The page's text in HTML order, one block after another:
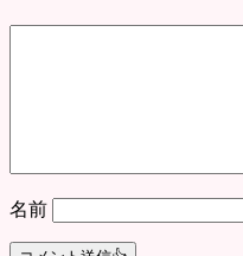
名前